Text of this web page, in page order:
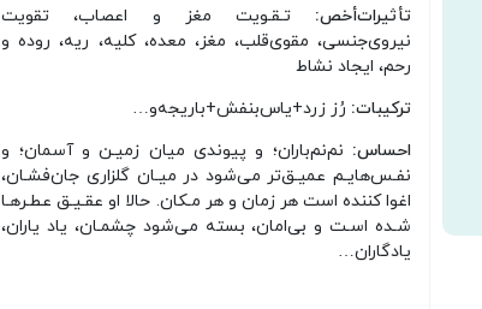
تأثیرات‌أخص: تـقـویت مغز و اعصاب، تقویت
نیروی‌جنسی، مقوی‌قلب، مغز، معده، کلیه، ریه، روده و
رحم، ایجاد نشاط
ترکیبات: رُز زرد+یاس‌بنفش+باریجه‌و…
احساس: نم‌نم‌باران؛ و پیوندی میان زمیـن و آسمان؛ و
نفـس‌هایـم عمیـق‌تر می‌شود در میـان گلزاری جان‌فشـان،
اغوا کننده است هر زمان و هر مـکان. حالا او عقـیـق عطـرهـا
شـده اسـت و بی‌امان، بسته می‌شود چشمـان، یاد یاران،
یادگاران…